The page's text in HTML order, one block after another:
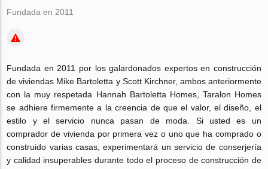
Fundada en 2011
Fundada en 2011 por los galardonados expertos en construcción
de viviendas Mike Bartoletta y Scott Kirchner, ambos anteriormente
con la muy respetada Hannah Bartoletta Homes, Taralon Homes
se adhiere firmemente a la creencia de que el valor, el diseño, el
estilo y el servicio nunca pasan de moda. Si usted es un
comprador de vivienda por primera vez o uno que ha comprado o
construido varias casas, experimentará un servicio de conserjería
y calidad insuperables durante todo el proceso de construcción de